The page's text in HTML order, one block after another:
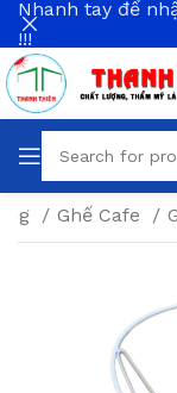
Ghế Cafe
Nhanh tay để
!!!